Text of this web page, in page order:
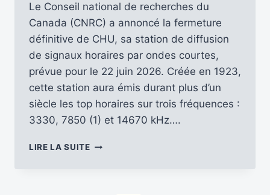
Le Conseil national de recherches du
Canada (CNRC) a annoncé la fermeture
définitive de CHU, sa station de diffusion
de signaux horaires par ondes courtes,
prévue pour le 22 juin 2026. Créée en 1923,
cette station aura émis durant plus d’un
siècle les top horaires sur trois fréquences :
3330, 7850 (1) et 14670 kHz….
LIRE LA SUITELA